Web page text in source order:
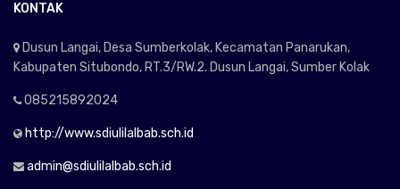
KONTAK
Dusun Langai, Desa Sumberkolak, Kecamatan Panarukan,
Kabupaten Situbondo, RT.3/RW.2. Dusun Langai, Sumber Kolak
085215892024
http://www.sdiulilalbab.sch.id
admin@sdiulilalbab.sch.id